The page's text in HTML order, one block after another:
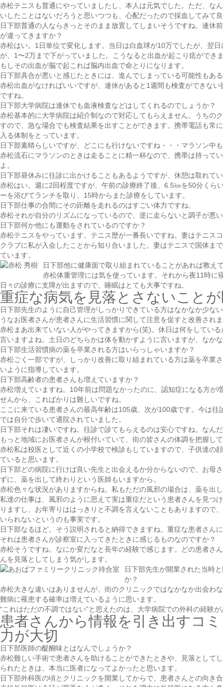
赤松テニスも普通にやっていましたし、本人は元気でした。ただ、な
いしたことはないだろうと思いつつも、心配だったので採血してみて
日下部普通の人ならきっとそのまま放置してしまいそうですね。連休
が違ってきますか？
赤松はい。1日単位で変化します。当日は白血球が10万でしたが、翌
が、1〜2万まで下がっていました。こうなると出血が起こり痣ができ
もしその出血が脳で起これば脳内出血で命とりになります。
日下部具合が悪いと感じたときには、進んでしまっている可能性もあ
赤松出血がなければいいですが、連休があると1週間も検査ができな
ですね。
日下部大学病院は連休でも血液検査などはしてくれるのでしょうか？
赤松基本的に大学病院は紹介制なので対応してもらえません。うちの
すので、急な場合でも検査結果を出すことができます。携帯電話も常
入る体制をとっています。
日下部素晴らしいですが、どこにも行けないですね・・・マラソン中
赤松流石にマラソンのときは走ることに精一杯なので、携帯は持って
よ。
日下部昼休みに往診に出かけることもあるようですが、休憩は取れて
赤松はい。週に2回程度ですが、午前の診療終了後、6.5㎞を50分くら
ーを浴びてランチを取り、15時からまた診療をしています。
日下部仕事の合間にその距離を走れるのはすごい体力ですね。
赤松それが自分のリズムになっているので、逆に走らないと調子が悪
日下部何か他にも運動をされているのですか？
赤松テニスをやっています。テニス歴が一番長いですね。妻はテニス
クラブに私が入会したことから知り合いました。妻はテニスで国体ま
ています。
日下部他に健康面で取り組まれていることがあれば教え
赤松体重管理には気を使っています。それから夜11時に
日々の診療に支障が出ますので、睡眠はとても大事ですね。
重症な病気を見落とさないこと
日下部先生のように自己管理がしっかりできている方はなかなか少な
うなお医者さんが患者さんに生活習慣に関して注意を促すと改善され
赤松まあ出来ていない人がやってきますから(笑)。休日は何をしてい
言いますよね。土日のどちらかは体を動かすように言いますが、なか
日下部生活習慣病の薬を卒業される方はいらっしゃいますか？
赤松ごく一部ですが、しっかり改善に取り組まれている方は薬を卒業
いように指導しています。
日下部高齢者の患者さんも増えていますか？
赤松増えていますね。10年前は問題なかったのに、認知症になる方が
せんから、こればかりは難しいですね。
ここに来ている患者さんの最高年齢は105歳、次が100歳です。今は
では自分で歩いて通院されていました。
日下部それは凄いですね。往診で診てもらえるのは安心ですね。なん
もっと地域にお医者さんが根付いていて、街の皆さんの体調を把握し
赤松私は校医として近くの小学校で検診もしていますので、子供達の
ていると思います。
日下部どの病院に行けば良い先生と出会えるか分からないので、お母
ずに、薬を出して終わりという医師もいますから。
赤松色々な状況がありますからね。私もただの風邪の場合は、薬を出
私達の仕事は、風邪のように思えて実は重症だという患者さんを見つ
りますし、お年寄りははっきりと不調を言えないこともありますので
いられないというのも事実です。
日下部なるほど。そう説明されると納得できますね。重症な患者さん
それは患者さんが診察室に入ってきたときに感じるものなのですか？
赤松そうですね。なにか変だなと長年の経験で感じます。どの患者さ
んを見落としてしまう気がします。
日下部先生が開業された当時
か？
赤松大きな違いはありませんが、街のクリニックではなかなか出会わ
難病に罹患する確率は増えているように思います。
“これはただの不調ではない”と思えたのは、大学病院での外科の経験
患者さんから情報を引き出すコ
力が大切
日下部医師の醍醐味とはなんでしょうか？
赤松難しい手術で患者さんを助けることができたときや、見落として
られたときは、本当に医者になってよかったと思います。
日下部外科医の頃とクリニックを開業してからで、患者さんとの向き